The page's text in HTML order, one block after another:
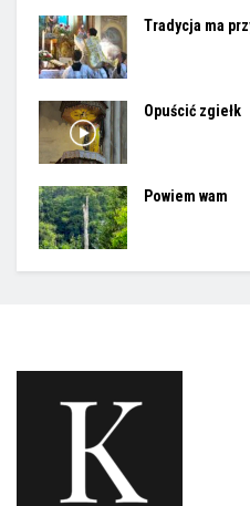
Tradycja ma
Opuścić zgiełk
Powiem wam